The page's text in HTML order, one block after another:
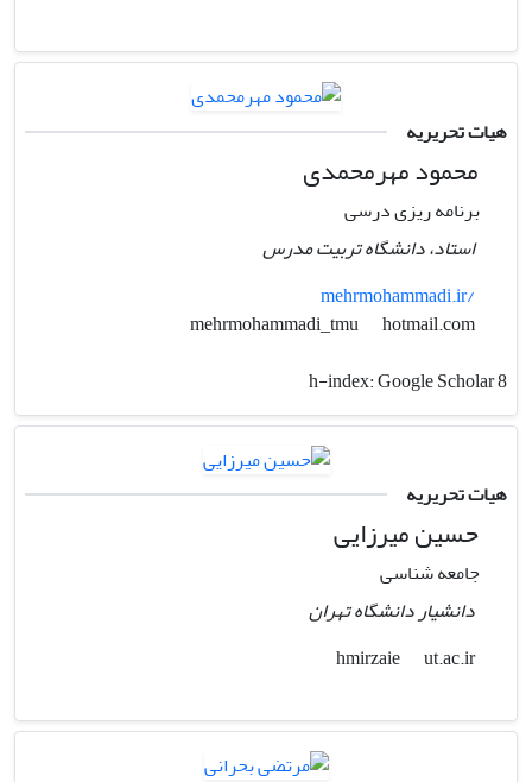
هیات تحریریه
محمود مهرمحمدی
برنامه ریزی درسی
استاد، دانشگاه تربیت مدرس
mehrmohammadi.ir/
hotmail.com
h-index:Google Scholar 8
هیات تحریریه
حسین میرزایی
جامعه شناسی
دانشیار دانشگاه تهران
hmirzaie
ut.ac.ir